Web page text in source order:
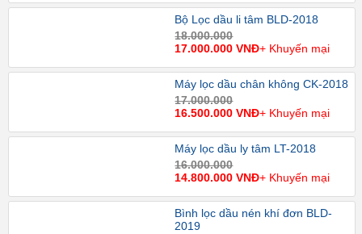
Bộ Lọc dầu li tâm BLD-2018
18.000.000
17.000.000 VNĐ+ Khuyến mại
Máy lọc dầu chân không CK-2018
17.000.000
16.500.000 VNĐ+ Khuyến mại
Máy lọc dầu ly tâm LT-2018
16.000.000
14.800.000 VNĐ+ Khuyến mại
Bình lọc dầu nén khí đơn BLD-
2019